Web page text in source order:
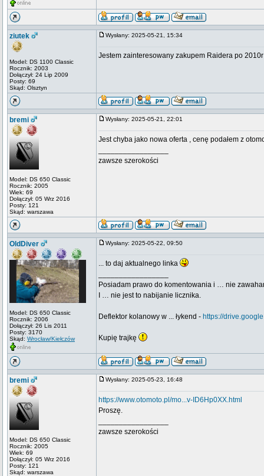
ziutek
Model: DS 1100 Classic
Rocznik: 2003
Dołączył: 24 Lip 2009
Posty: 69
Skąd: Olsztyn
Wysłany: 2025-05-21, 15:34
Jestem zainteresowany zakupem Raidera po 2010r
bremi
Model: DS 650 Classic
Rocznik: 2005
Wiek: 69
Dołączył: 05 Wrz 2016
Posty: 121
Skąd: warszawa
Wysłany: 2025-05-21, 22:01
Jest chyba jako nowa oferta , cenę podałem z
zawsze szerokości
OldDiver
Model: DS 650 Classic
Rocznik: 2006
Dołączył: 26 Lis 2011
Posty: 3170
Skąd: Wrocław/Kiełczów
Wysłany: 2025-05-22, 09:50
... to daj aktualnego linka
Posiadam prawo do komentowania i … nie
I … nie jest to nabijanie licznika.
Deflektor kolanowy w ... łykend - https://
Kupię trajkę
bremi
Model: DS 650 Classic
Rocznik: 2005
Wiek: 69
Dołączył: 05 Wrz 2016
Posty: 121
Skąd: warszawa
Wysłany: 2025-05-23, 16:48
https://www.otomoto.pl/mo...v-ID6Hp0XX.html
Proszę.
zawsze szerokości